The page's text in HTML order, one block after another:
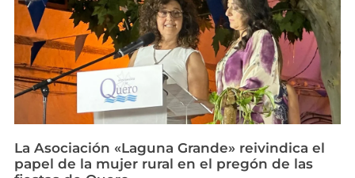
La Asociación «Laguna Grande» reivindica el
papel de la mujer rural en el pregón de las